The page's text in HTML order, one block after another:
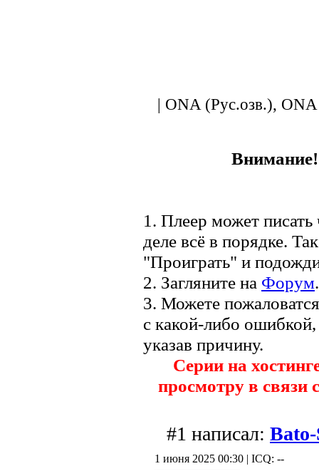
| ONA (Рус.озв.),
Внимание!
1. Плеер может
деле всё в порядке.
"Проиграть" и
2. Загляните на Форум.
3. Можете
с какой-либо
указав причину.
Серии на
просмотру в связи
#1 написал:
1 июня 2025 00:30 | ICQ: --